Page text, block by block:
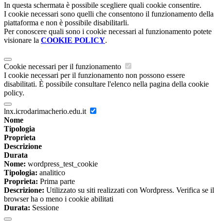
In questa schermata è possibile scegliere quali cookie consentire.
I cookie necessari sono quelli che consentono il funzionamento della
piattaforma e non è possibile disabilitarli.
Per conoscere quali sono i cookie necessari al funzionamento potete
visionare la COOKIE POLICY.
Cookie necessari per il funzionamento
I cookie necessari per il funzionamento non possono essere
disabilitati. È possibile consultare l'elenco nella pagina della cookie
policy.
lnx.icrodarimacherio.edu.it
Nome
Tipologia
Proprieta
Descrizione
Durata
Nome: wordpress_test_cookie
Tipologia: analitico
Proprieta: Prima parte
Descrizione: Utilizzato su siti realizzati con Wordpress. Verifica se il
browser ha o meno i cookie abilitati
Durata: Sessione